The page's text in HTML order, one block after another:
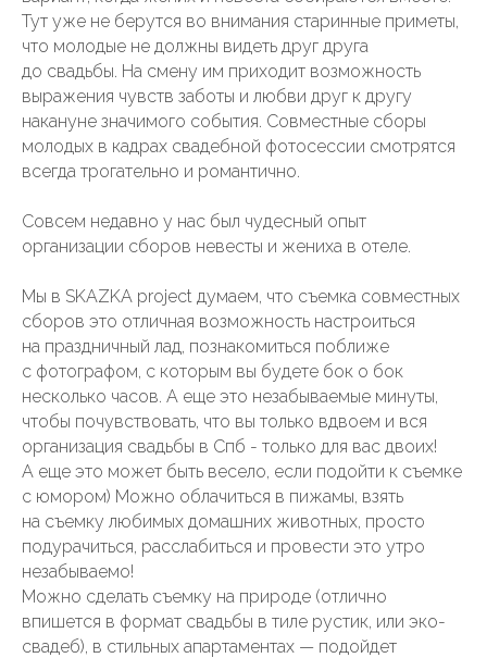
Тут уже не берутся во внимания старинные приметы,
что молодые не должны видеть друг друга
до свадьбы. На смену им приходит возможность
выражения чувств заботы и любви друг к другу
накануне значимого события. Совместные сборы
молодых в кадрах свадебной фотосессии смотрятся
всегда трогательно и романтично.
Совсем недавно у нас был чудесный опыт
организации сборов невесты и жениха в отеле.
Мы в SKAZKA project думаем, что съемка совместных
сборов это отличная возможность настроиться
на праздничный лад, познакомиться поближе
с фотографом, с которым вы будете бок о бок
несколько часов. А еще это незабываемые минуты,
чтобы почувствовать, что вы только вдвоем и вся
организация свадьбы в Спб - только для вас двоих!
А еще это может быть весело, если подойти к съемке
с юмором) Можно облачиться в пижамы, взять
на съемку любимых домашних животных, просто
подурачиться, расслабиться и провести это утро
незабываемо!
Можно сделать съемку на природе (отлично
впишется в формат свадьбы в тиле рустик, или эко-
свадеб), в стильных апартаментах — подойдет